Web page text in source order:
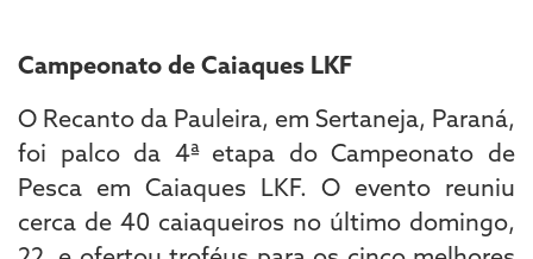
Campeonato de Caiaques LKF
O Recanto da Pauleira, em Sertaneja, Paraná,
foi palco da 4ª etapa do Campeonato de
Pesca em Caiaques LKF. O evento reuniu
cerca de 40 caiaqueiros no último domingo,